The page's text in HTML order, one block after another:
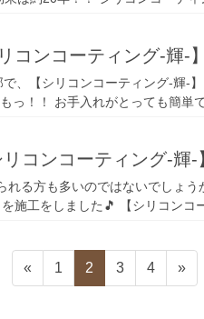
ンコーティング-輝-】
、【シリコンコーティング-輝-
っ！！ お手入れがとっても簡
ンコーティング-輝-
れる方も多いのではないでしょ
施工をしました🎵 【シリコン
«
固
定
1
固
定
2
固
定
3
固
定
4 »